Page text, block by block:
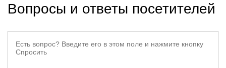
Вопросы и ответы посетителей